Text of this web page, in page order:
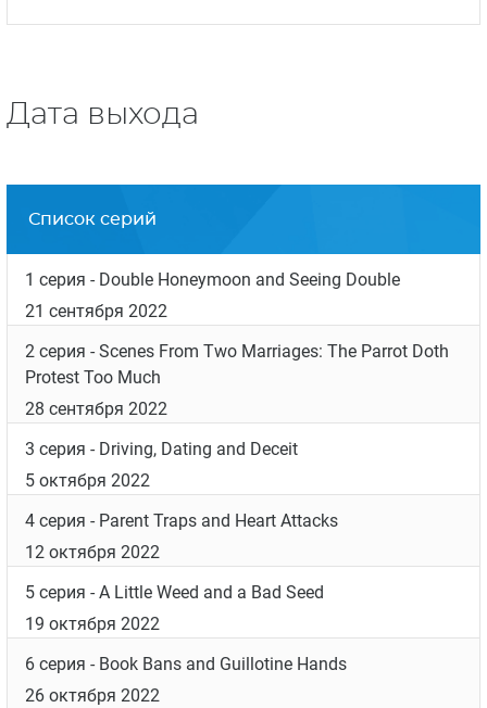
Барр в своем твиттере после выхода первой
истории, сенаристы намеренно игнорирует
сезона «Розанны» . Это включает брак
Джеки с Фредом и рождение ее сына Энди,
девятый сезон.
Дата выхода
Список серий
1 серия- Double Honeymoon and Seeing Double
21 сентября 2022
2 серия- Scenes From Two Marriages: The Parrot Doth